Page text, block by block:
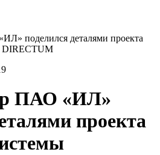
поделился деталями проекта
DIRECTUM
ПАО «ИЛ»
проекта